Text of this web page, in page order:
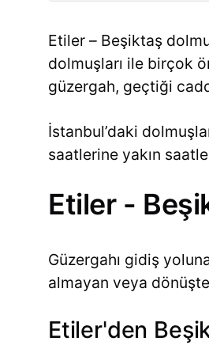
Etiler – Beşiktaş
dolmuşları ile birçok
güzergah, geçtiği
İstanbul’daki
saatlerine yakın
Etiler -
Güzergahı gidiş
almayan veya
Etiler'den